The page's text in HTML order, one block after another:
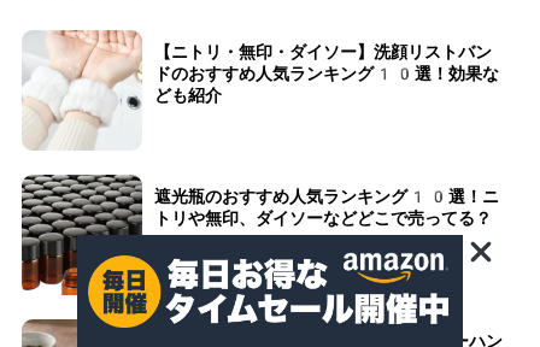
【ニトリ・無印・ダイソー】洗顔リストバン
ドのおすすめ人気ランキング10選！効果な
ども紹介
遮光瓶のおすすめ人気ランキング10選！ニ
トリや無印、ダイソーなどどこで売ってる？
【ニトリ・100均・ダイソー】チャーハン